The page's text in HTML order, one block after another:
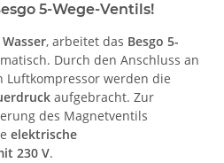
5-Wege-Ventils!
, arbeitet das Besgo 5-
Durch den Anschluss an
Luftkompressor werden die
aufgebracht. Zur
des Magnetventils
elektrische
230 V.